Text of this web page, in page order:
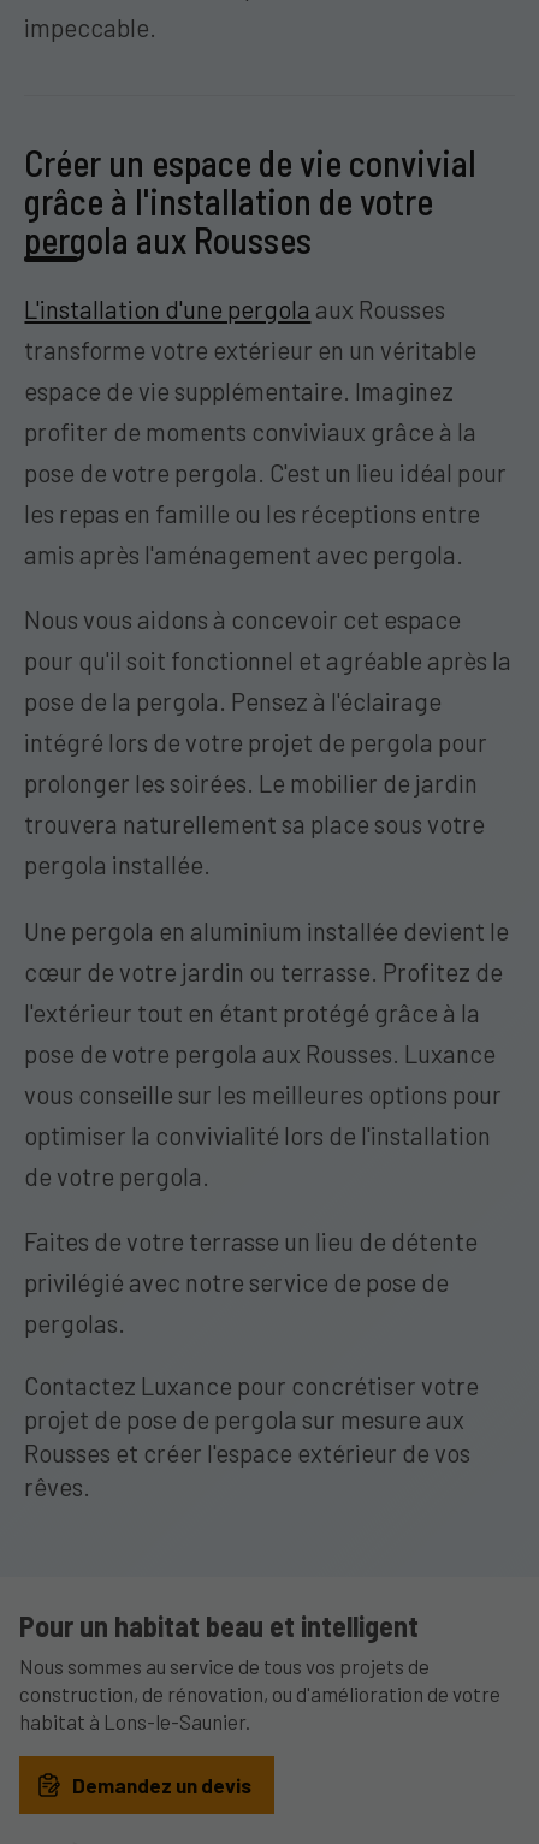
impeccable.
Créer un espace de vie convivial
grâce à l'installation de votre
pergola aux Rousses
L'installation d'une pergola aux Rousses
transforme votre extérieur en un véritable
espace de vie supplémentaire. Imaginez
profiter de moments conviviaux grâce à la
pose de votre pergola. C'est un lieu idéal pour
les repas en famille ou les réceptions entre
amis après l'aménagement avec pergola.
Nous vous aidons à concevoir cet espace
pour qu'il soit fonctionnel et agréable après la
pose de la pergola. Pensez à l'éclairage
intégré lors de votre projet de pergola pour
prolonger les soirées. Le mobilier de jardin
trouvera naturellement sa place sous votre
pergola installée.
Une pergola en aluminium installée devient le
cœur de votre jardin ou terrasse. Profitez de
l'extérieur tout en étant protégé grâce à la
pose de votre pergola aux Rousses. Luxance
vous conseille sur les meilleures options pour
optimiser la convivialité lors de l'installation
de votre pergola.
Faites de votre terrasse un lieu de détente
privilégié avec notre service de pose de
pergolas.
Contactez Luxance pour concrétiser votre
projet de pose de pergola sur mesure aux
Rousses et créer l'espace extérieur de vos
rêves.
Pour un habitat beau et intelligent
Nous sommes au service de tous vos projets de
construction, de rénovation, ou d'amélioration de votre
habitat à Lons-le-Saunier.
Demandez un devis